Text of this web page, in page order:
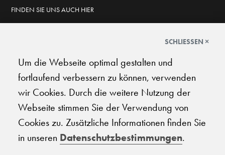
FINDEN SIE UNS AUCH HIER
4.7 ★★★★★
★★★★★
© 2026 Carplanet Galliker
SCHLIESSEN ×
Um die Webseite optimal gestalten und
fortlaufend verbessern zu können, verwenden
wir Cookies. Durch die weitere Nutzung der
Webseite stimmen Sie der Verwendung von
Cookies zu. Zusätzliche Informationen finden Sie
in unseren Datenschutzbestimmungen.